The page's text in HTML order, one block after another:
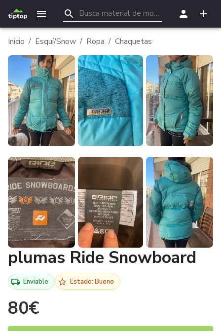
Inicio / Esquí/Snow / Ropa / Chaquetas
plumas Ride Snowboard
Enviable Estado: Bueno
80€